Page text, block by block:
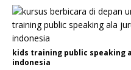
kids training public speaking
indonesia